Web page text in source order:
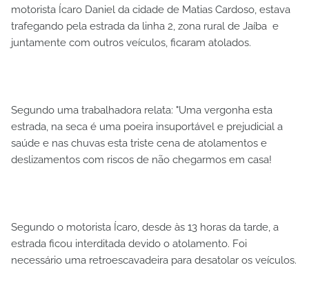
motorista Ícaro Daniel da cidade de Matias Cardoso, estava
trafegando pela estrada da linha 2, zona rural de Jaíba e
juntamente com outros veículos, ficaram atolados.
Segundo uma trabalhadora relata: "Uma vergonha esta
estrada, na seca é uma poeira insuportável e prejudicial a
saúde e nas chuvas esta triste cena de atolamentos e
deslizamentos com riscos de não chegarmos em casa!
Segundo o motorista Ícaro, desde às 13 horas da tarde, a
estrada ficou interditada devido o atolamento. Foi
necessário uma retroescavadeira para desatolar os veículos.